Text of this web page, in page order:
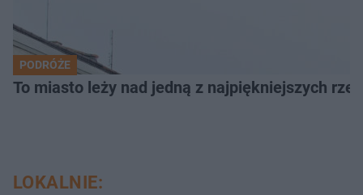
PODRÓŻE
To miasto leży nad jedną z najpiękniejszych
LOKALNIE: